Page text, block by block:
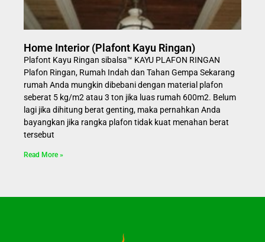
Home Interior (Plafont Kayu Ringan)
Plafont Kayu Ringan sibalsa™ KAYU PLAFON RINGAN
Plafon Ringan, Rumah Indah dan Tahan Gempa Sekarang
rumah Anda mungkin dibebani dengan material plafon
seberat 5 kg/m2 atau 3 ton jika luas rumah 600m2. Belum
lagi jika dihitung berat genting, maka pernahkan Anda
bayangkan jika rangka plafon tidak kuat menahan berat
tersebut
Read More »